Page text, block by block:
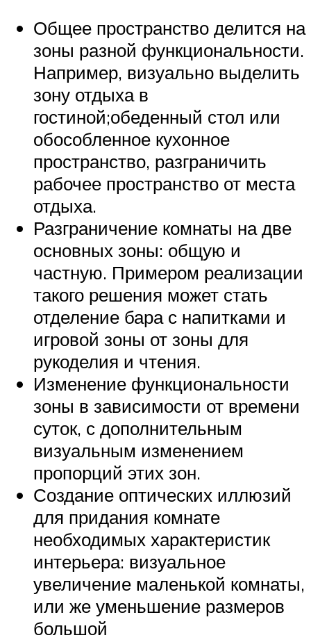
Общее пространство делится на
зоны разной функциональности.
Например, визуально выделить
зону отдыха в
гостиной;обеденный стол или
обособленное кухонное
пространство, разграничить
рабочее пространство от места
отдыха.
Разграничение комнаты на две
основных зоны: общую и
частную. Примером реализации
такого решения может стать
отделение бара с напитками и
игровой зоны от зоны для
рукоделия и чтения.
Изменение функциональности
зоны в зависимости от времени
суток, с дополнительным
визуальным изменением
пропорций этих зон.
Создание оптических иллюзий
для придания комнате
необходимых характеристик
интерьера: визуальное
увеличение маленькой комнаты,
или же уменьшение размеров
большой